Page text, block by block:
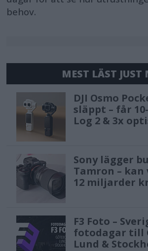
behov.
MEST LÄST JUST
DJI Osmo
släppt – får
Log 2 & 3x
Sony lägger
Tamron –
12 miljarder
F3 Foto –
fotodagar till
Lund &